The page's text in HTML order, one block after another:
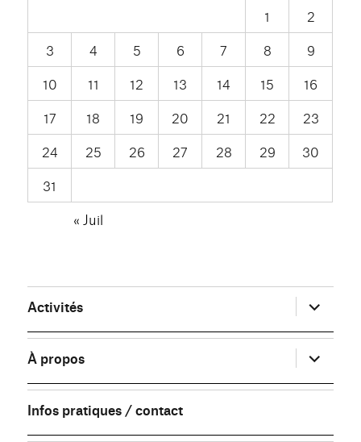
1
2
3
4 5 6 7 8
9
10
11 12 13 14 15
16
17
18 19 20 21 22
23
24
25 26 27 28 29
30
31
« Juil
Activités ouvrir
le
sous-
menu
À propos
ouvrir
le
sous-
menu
Infos pratiques / contact